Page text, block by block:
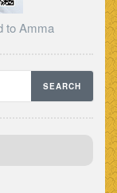
to Amma